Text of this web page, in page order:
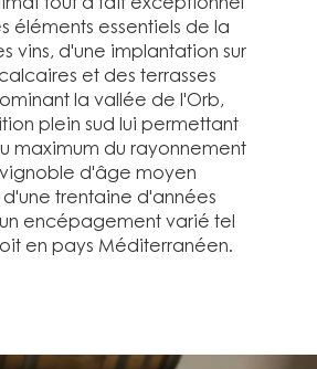
éléments essentiels de la
vins, d'une implantation sur
et des terrasses
la vallée de l'Orb,
plein sud lui permettant
maximum du rayonnement
d'âge moyen
trentaine d'années
encépagement varié tel
en pays Méditerranéen.